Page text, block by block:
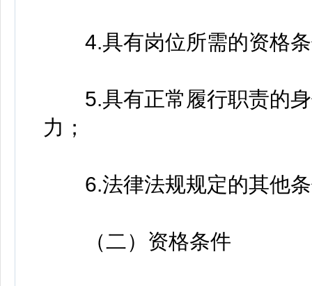
4.具有岗位所需的资格条
5.具有正常履行职责的身
力；
6.法律法规规定的其他条
（二）资格条件